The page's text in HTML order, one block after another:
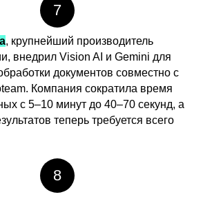
7
, крупнейший производитель
внедрил Vision AI и Gemini для
документов совместно с
Компания сократила время
с 5–10 минут до 40–70 секунд, а
теперь требуется всего
8